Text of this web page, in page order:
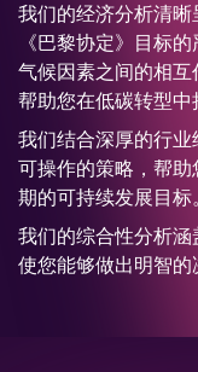
我们的经济分析清
《巴黎协定》目标
气候因素之间的相互
帮助您在低碳转型中
我们结合深厚的行
可操作的策略，帮
期的可持续发展目标。
我们的综合性分析涵
使您能够做出明智